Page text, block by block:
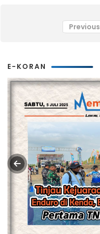
Previous
E-KORAN